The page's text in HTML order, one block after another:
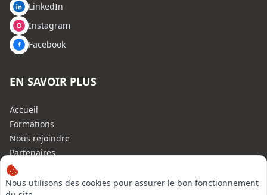
Nous utilisons des cookies pour assurer le bon fonctionnement
LinkedIn
Instagram
Facebook
EN SAVOIR PLUS
Accueil
Formations
Nous rejoindre
Partenaires
Autres missions
Le C.N.E.